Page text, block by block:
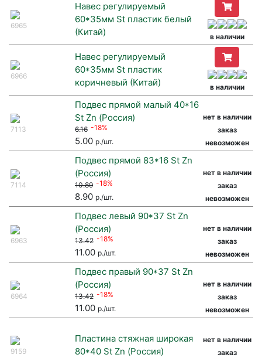
6965
Навес регулируемый
60*35мм St пластик белый
(Китай)
в наличии
6966
Навес регулируемый
60*35мм St пластик
коричневый (Китай)
в наличии
7113
Подвес прямой малый 40*16
St Zn (Россия)
6.16 -18%
5.00 р./шт.
нет в наличии
заказ
невозможен
7114
Подвес прямой 83*16 St Zn
(Россия)
10.89 -18%
8.90 р./шт.
нет в наличии
заказ
невозможен
6963
Подвес левый 90*37 St Zn
(Россия)
13.42 -18%
11.00 р./шт.
нет в наличии
заказ
невозможен
6964
Подвес правый 90*37 St Zn
(Россия)
13.42 -18%
11.00 р./шт.
нет в наличии
заказ
невозможен
9159
Пластина стяжная широкая
80*40 St Zn (Россия)
нет в наличии
заказ